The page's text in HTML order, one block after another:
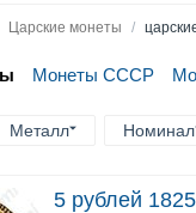
Царские монеты /
Монеты СССР
Металл Номинал
5 рублей